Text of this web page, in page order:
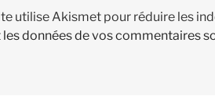
utilise Akismet pour réduire les
données de vos commentaires